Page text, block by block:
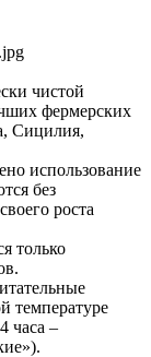
чистой
фермерских
Сицилия,
использование
без
роста
только
температуре
часа –